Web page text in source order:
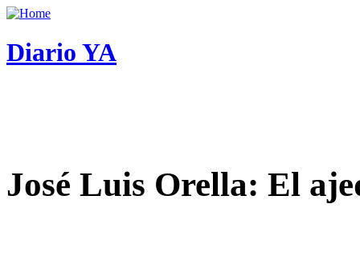
Diario YA
José Luis Orella: El